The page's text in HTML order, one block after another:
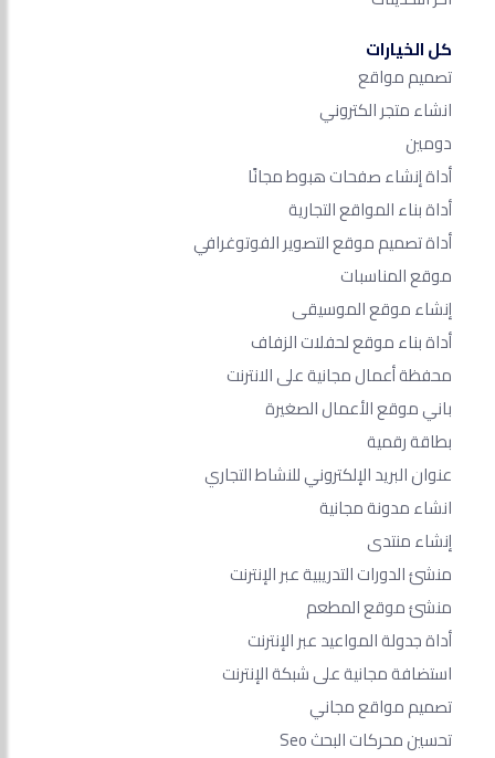
كل الخيارات
تصميم مواقع
انشاء متجر الكتروني
دومين
أداة إنشاء صفحات هبوط مجانًا
أداة بناء المواقع التجارية
أداة تصميم موقع التصوير الفوتوغرافي
موقع المناسبات
إنشاء موقع الموسيقى
أداة بناء موقع لحفلات الزفاف
محفظة أعمال مجانية على الانترنت
باني موقع الأعمال الصغيرة
بطاقة رقمية
عنوان البريد الإلكتروني للنشاط التجاري
انشاء مدونة مجانية
إنشاء منتدى
منشئ الدورات التدريبية عبر الإنترنت
منشئ موقع المطعم
أداة جدولة المواعيد عبر الإنترنت
استضافة مجانية على شبكة الإنترنت
تصميم مواقع مجاني
تحسين محركات البحث Seo​